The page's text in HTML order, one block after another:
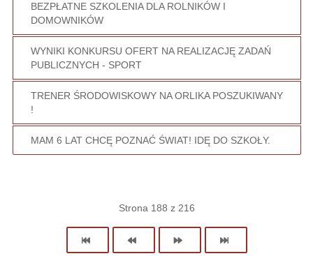
BEZPŁATNE SZKOLENIA DLA ROLNIKÓW I
DOMOWNIKÓW
WYNIKI KONKURSU OFERT NA REALIZACJĘ ZADAŃ
PUBLICZNYCH - SPORT
TRENER ŚRODOWISKOWY NA ORLIKA POSZUKIWANY
!
MAM 6 LAT CHCĘ POZNAĆ ŚWIAT! IDĘ DO SZKOŁY.
Strona 188 z 216